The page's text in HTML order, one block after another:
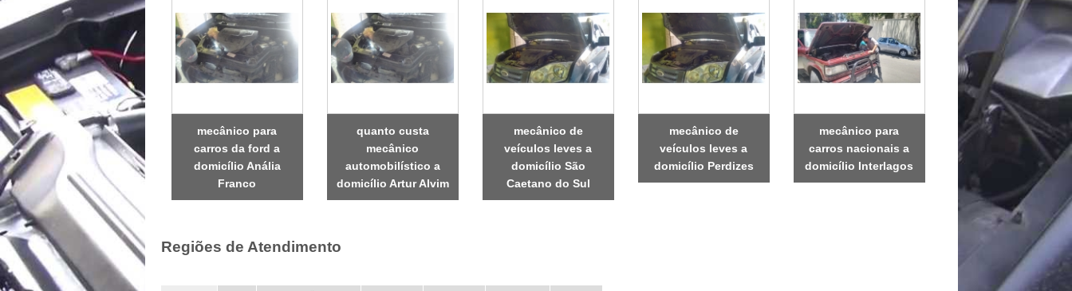
mecânico para
carros da ford a
domicílio Anália
Franco
quanto custa
mecânico
automobilístico a
domicílio Artur Alvim
mecânico de
veículos leves a
domicílio São
Caetano do Sul
mecânico de
veículos leves a
domicílio Perdizes
mecânico para
carros nacionais a
domicílio Interlagos
Regiões de Atendimento